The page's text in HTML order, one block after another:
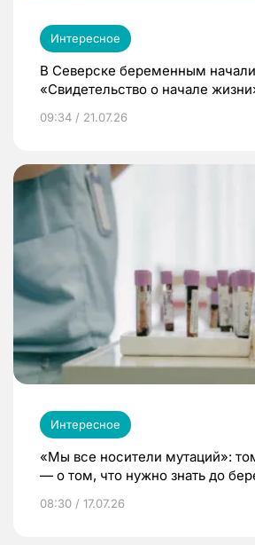
Интересное
В Северске беременным
«Свидетельство о начале
09:34 / 21.07.26
Интересное
«Мы все носители мутаций»:
— о том, что нужно знать до
08:30 / 17.07.26